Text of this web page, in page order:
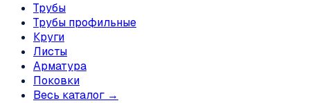
Трубы
Трубы профильные
Круги
Листы
Арматура
Поковки
Весь каталог →